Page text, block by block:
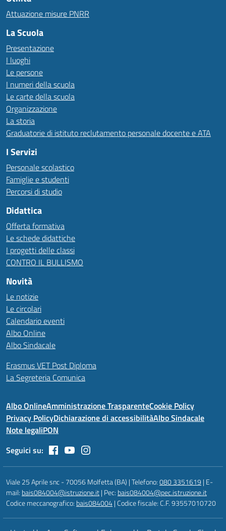
Attuazione misure PNRR
La Scuola
Presentazione
I luoghi
Le persone
I numeri della scuola
Le carte della scuola
Organizzazione
La storia
Graduatorie di istituto reclutamento personale docente e ATA
I Servizi
Personale scolastico
Famiglie e studenti
Percorsi di studio
Didattica
Offerta formativa
Le schede didattiche
I progetti delle classi
CONTRO IL BULLISMO
Novità
Le notizie
Le circolari
Calendario eventi
Albo Online
Albo Sindacale
Erasmus VET Post Diploma
La Segreteria Comunica
Albo OnlineAmministrazione TrasparenteCookie Policy
Privacy PolicyDichiarazione di accessibilitàAlbo Sindacale
Note legaliPON
Seguici su:
Viale 25 Aprile snc - 70056 Molfetta (BA) | Telefono:080 3351619 | E-
mail: bais084004@istruzione.it| Pec: bais084004@pec.istruzione.it
Codice meccanografico: bais084004| Codice fiscale: C.F. 93557010720